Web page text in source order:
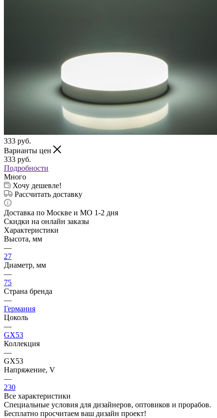
333 руб.
Варианты цен
333 руб.
Подробности
Много
Хочу дешевле!
Рассчитать доставку
Доставка по Москве и МО 1-2 дня
Скидки на онлайн заказы
Характеристики
Высота, мм
—
27
Диаметр, мм
—
75
Страна бренда
—
Германия
Цоколь
—
GX53
Коллекция
—
GX53
Напряжение, V
—
230
Все характеристики
Специальные условия для дизайнеров, оптовиков и прорабов.
Бесплатно просчитаем ваш дизайн проект!